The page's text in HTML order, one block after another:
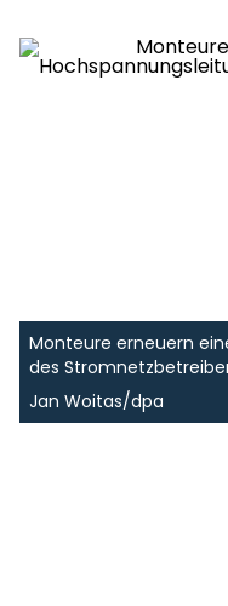
Monteure erneuern
des
Jan Woitas/dpa